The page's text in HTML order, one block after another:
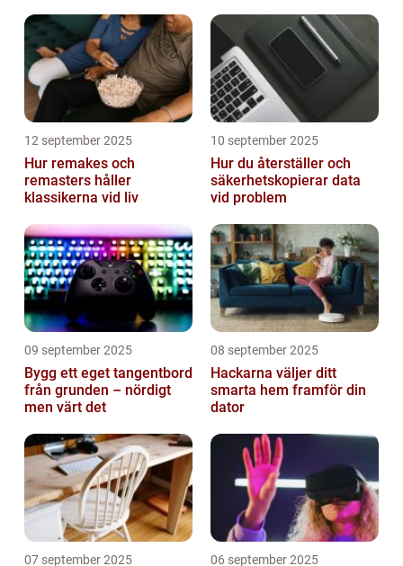
12 september 2025
Hur remakes och
remasters håller
klassikerna vid liv
10 september 2025
Hur du återställer och
säkerhetskopierar data
vid problem
09 september 2025
Bygg ett eget tangentbord
från grunden – nördigt
men värt det
08 september 2025
Hackarna väljer ditt
smarta hem framför din
dator
07 september 2025 06 september 2025